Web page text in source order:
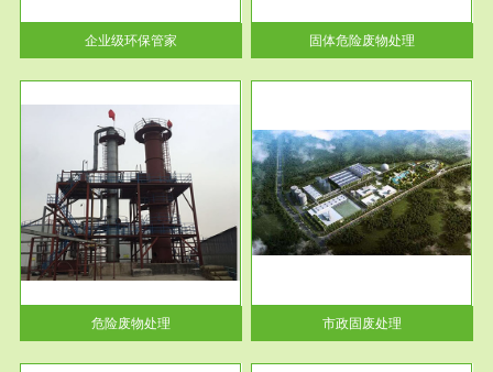
企业级环保管家
活动中...
固体危险废物处理
危险废物处理
服务范围
市政固废处理
蔚蓝生态环境科技所从事的市政
废物处理业务包括市政废物的处
理处...
市政固废处理